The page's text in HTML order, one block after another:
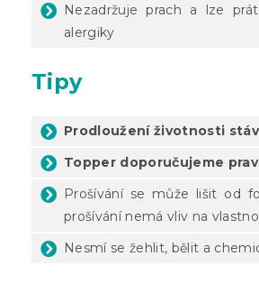
Nezadržuje prach a lze
alergiky
Tipy
Prodloužení životnosti
Topper doporučujeme
Prošívání se může lišit od
prošívání nemá vliv na
Nesmí se žehlit, bělit a